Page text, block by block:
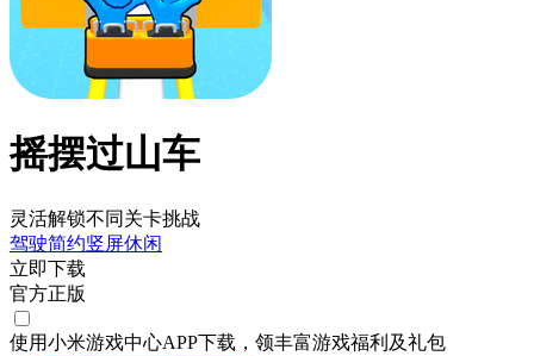
摇摆过山车
灵活解锁不同关卡挑战
驾驶简约竖屏休闲
立即下载
官方正版
使用小米游戏中心APP下载 ，领丰富游戏福利 及礼包